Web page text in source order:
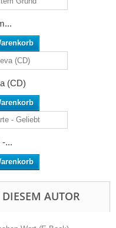
(CD)
-...
AUTOR